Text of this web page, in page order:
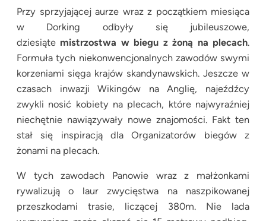
Przy sprzyjającej aurze wraz z początkiem miesiąca
w Dorking odbyły się jubileuszowe,
dziesiąte mistrzostwa w biegu z żoną na plecach.
Formuła tych niekonwencjonalnych zawodów swymi
korzeniami sięga krajów skandynawskich. Jeszcze w
czasach inwazji Wikingów na Anglię, najeźdźcy
zwykli nosić kobiety na plecach, które najwyraźniej
niechętnie nawiązywały nowe znajomości. Fakt ten
stał się inspiracją dla Organizatorów biegów z
żonami na plecach.
W tych zawodach Panowie wraz z małżonkami
rywalizują o laur zwycięstwa na naszpikowanej
przeszkodami trasie, liczącej 380m. Nie lada